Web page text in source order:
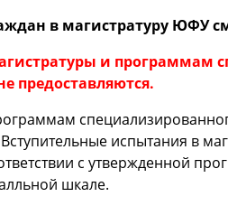
в магистратуру ЮФУ
и программам
предоставляются.
испытания в
с утвержденной
шкале.